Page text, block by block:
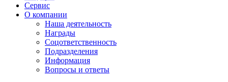
Сервис
О компании
Наша деятельность
Награды
Соцответственность
Подразделения
Информация
Вопросы и ответы